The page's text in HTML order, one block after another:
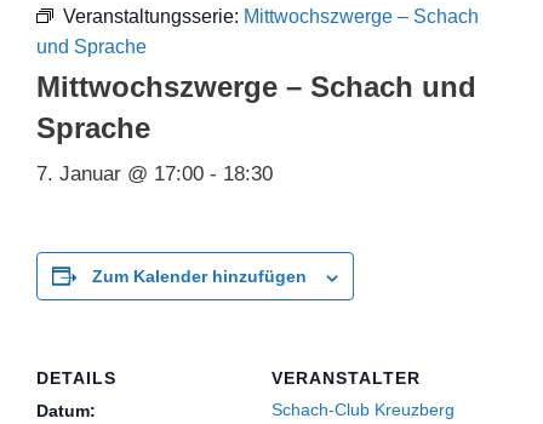
Veranstaltungsserie: Mittwochszwerge – Schach
und Sprache
Mittwochszwerge – Schach und
Sprache
7. Januar @ 17:00 - 18:30
Zum Kalender hinzufügen
DETAILS
Datum:
VERANSTALTER
Schach-Club Kreuzberg